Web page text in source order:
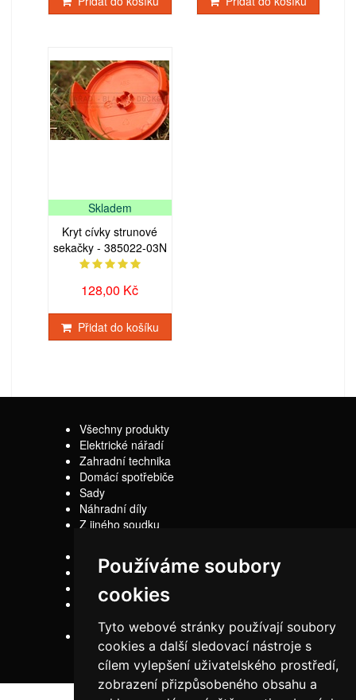
Používáme soubory
cookies
Tyto webové stránky používají soubory
cookies a další sledovací nástroje s
cílem vylepšení uživatelského prostředí,
zobrazení přizpůsobeného obsahu a
Skladem
Kryt cívky strunové
sekačky - 385022-03N
128,00 Kč
Přidat do košíku
Všechny produkty
Elektrické nářadí
Zahradní technika
Domácí spotřebiče
Sady
Náhradní díly
Z jiného soudku
Kontakty
Doprava
Servis
Obchodní
podmínky
Reklamační řád